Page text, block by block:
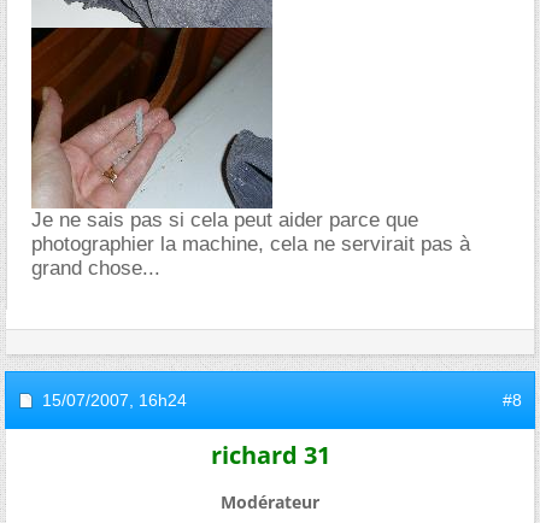
Je ne sais pas si cela peut aider parce que
photographier la machine, cela ne servirait pas à
grand chose...
15/07/2007, 16h24 #8
richard 31
Modérateur